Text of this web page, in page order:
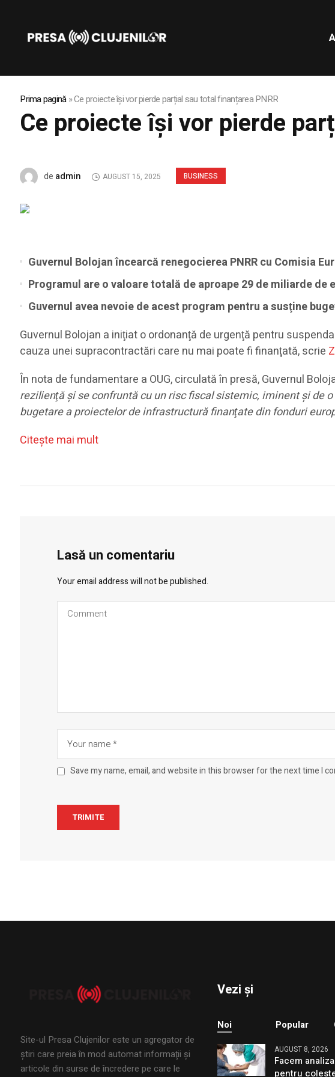
Prima pagină»Ce proiecte își vor pierde parțial sau total finanțarea PNRR
Ce proiecte își vor pierde
BUSINESS
de admin AUGUST 15, 2025
Guvernul Bolojan încearcă renegocierea PNRR cu Comisia
Programul are o valoare totală de aproape 29 de miliarde de
Guvernul avea nevoie de acest program pentru a susţine
Guvernul Bolojan a iniţiat o ordonanţă de urgenţă pentru
cauza unei supracontractări care nu mai poate fi finanţată, scrie
În nota de fundamentare a OUG, circulată în presă, Guvernul
rezilienţă şi se confruntă cu un risc fiscal sistemic, iminent şi de
bugetare a proiectelor de infrastructură finanţate din fonduri
Citeşte mai mult
Lasă un comentariu
Your email address will not be published.
Save my name, email, and website in this browser for the next time I
Site-ul Presa Clujenilor este un agregator de
ştiri care preia în mod automat informaţii şi
articole din surse de încredere pe care le
Vezi și
Noi Popular
AUGUST 8, 2026
Facem
pentru